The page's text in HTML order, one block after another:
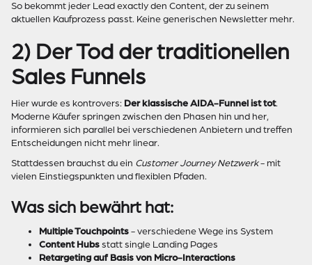
So bekommt jeder Lead exactly den Content, der zu seinem
aktuellen Kaufprozess passt. Keine generischen Newsletter mehr.
2) Der Tod der traditionellen
Sales Funnels
Hier wurde es kontrovers: Der klassische AIDA-Funnel ist tot.
Moderne Käufer springen zwischen den Phasen hin und her,
informieren sich parallel bei verschiedenen Anbietern und treffen
Entscheidungen nicht mehr linear.
Stattdessen brauchst du ein Customer Journey Netzwerk- mit
vielen Einstiegspunkten und flexiblen Pfaden.
Was sich bewährt hat:
Multiple Touchpoints - verschiedene Wege ins System
Content Hubs statt single Landing Pages
Retargeting auf Basis von Micro-Interactions